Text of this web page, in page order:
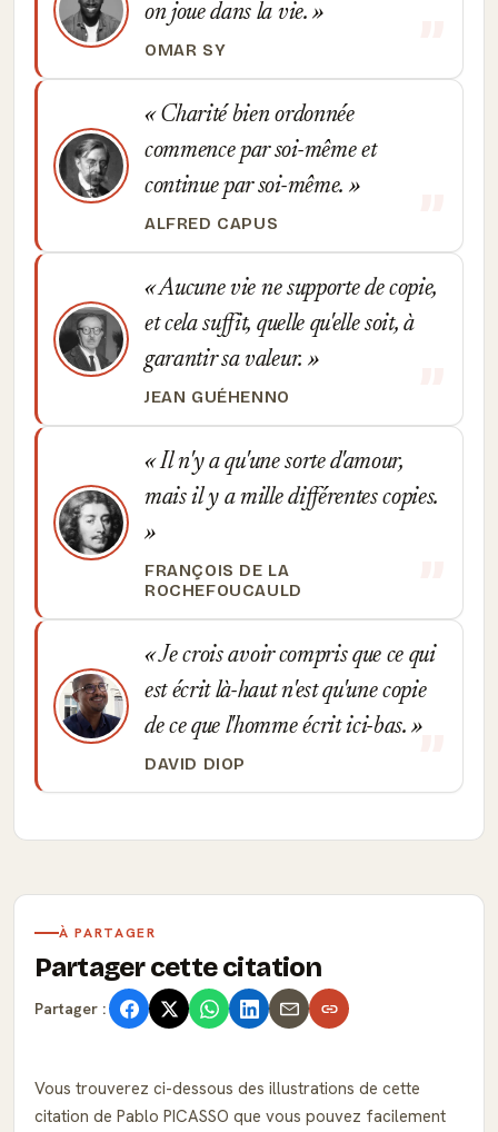
on joue dans la vie.
OMAR SY
Charité bien ordonnée
commence par soi-même et
continue par soi-même.
ALFRED CAPUS
Aucune vie ne supporte de copie,
et cela suffit, quelle qu'elle soit, à
garantir sa valeur.
JEAN GUÉHENNO
Il n'y a qu'une sorte d'amour,
mais il y a mille différentes copies.
FRANÇOIS DE LA
ROCHEFOUCAULD
Je crois avoir compris que ce qui
est écrit là-haut n'est qu'une copie
de ce que l'homme écrit ici-bas.
DAVID DIOP
À PARTAGER
Partager cette citation
Partager :
Vous trouverez ci-dessous des illustrations de cette
citation de Pablo PICASSO que vous pouvez facilement